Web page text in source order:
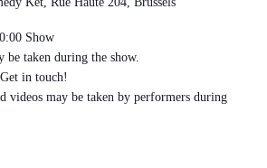
Show
be taken during the show.
in touch!
videos may be taken by performers during